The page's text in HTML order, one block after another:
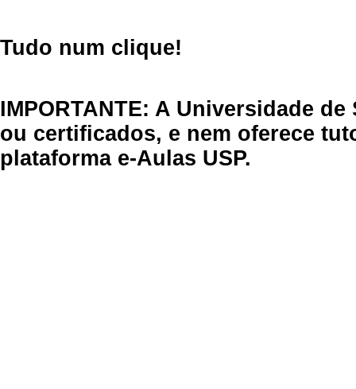
Tudo num clique!
IMPORTANTE: A Universidade
ou certificados, e nem oferece
plataforma e-Aulas USP.